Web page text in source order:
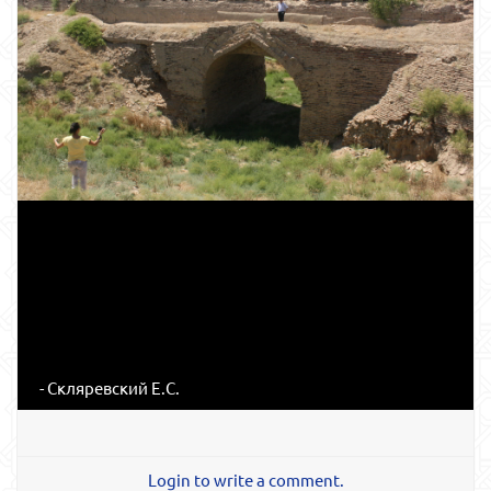
- Скляревский Е.С.
Login to write a comment.